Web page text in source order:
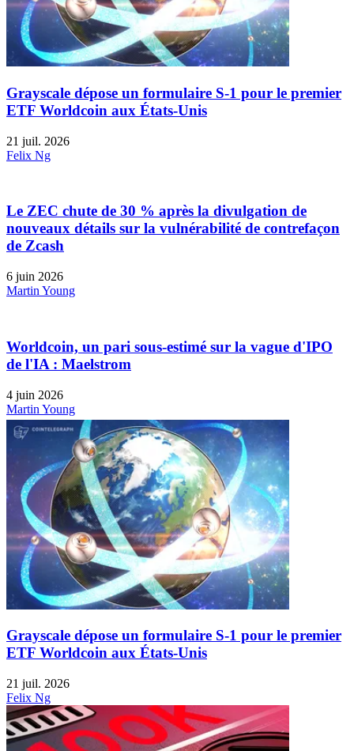
Grayscale dépose un formulaire S-1 pour le premier
ETF Worldcoin aux États-Unis
21 juil. 2026
Felix Ng
Le ZEC chute de 30 % après la divulgation de
nouveaux détails sur la vulnérabilité de contrefaçon
de Zcash
6 juin 2026
Martin Young
Worldcoin, un pari sous-estimé sur la vague d'IPO
de l'IA : Maelstrom
4 juin 2026
Martin Young
Grayscale dépose un formulaire S-1 pour le premier
ETF Worldcoin aux États-Unis
21 juil. 2026
Felix Ng